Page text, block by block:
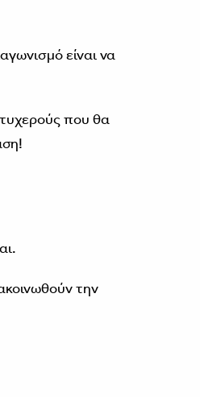
είναι να
που θα
την